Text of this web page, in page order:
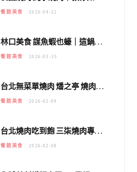
餐館美食 2026-04-21
林口美食 謀魚蝦也蠔｜這鍋太狂！「蟹老闆派對鍋」10多種海鮮浮誇上桌，壽星再送生食摩天輪！
餐館美食 2026-03-15
台北無菜單燒肉 燔之亭 燒肉場｜延吉街的 $980個人無菜單「雞」料理～
餐館美食 2026-02-09
台北燒肉吃到飽 三柒燒肉專門店｜日本A5和牛×龍蝦蟹腳雙拼，海陸霸氣開吃！
餐館美食 2026-02-08